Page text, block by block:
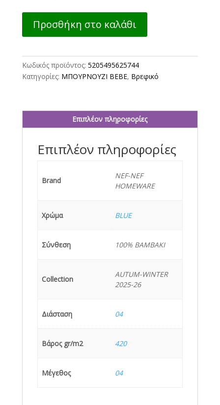
ΜΠΟΥΡΝΟΥΖΙ
SPECIAL
Νο
04
ποσότητα
Προσθήκη στο καλάθι
Κωδικός προϊόντος: 5205495625744
Κατηγορίες: ΜΠΟΥΡΝΟΥΖΙ ΒΕΒΕ, Βρεφικό
Επιπλέον πληροφορίες
Επιπλέον πληροφορίες
Brand
NEF-NEF
HOMEWARE
Χρώμα BLUE
Σύνθεση 100% ΒΑΜΒΑΚΙ
Collection
AUTUM-WINTER
2025-26
Διάσταση 04
Βάρος gr/m2 420
Μέγεθος 04